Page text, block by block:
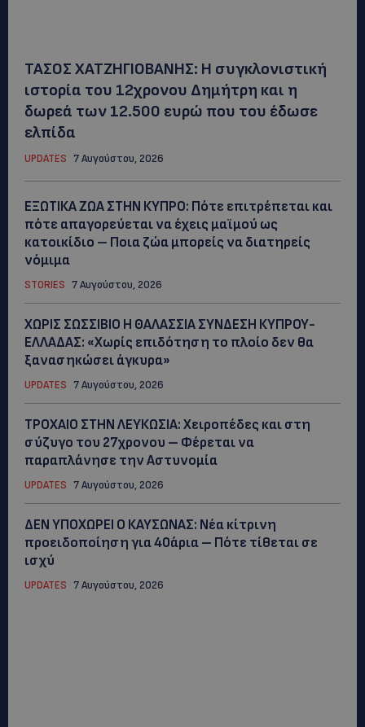
ΤΑΣΟΣ ΧΑΤΖΗΓΙΟΒΑΝΗΣ: Η συγκλονιστική
ιστορία του 12χρονου Δημήτρη και η
δωρεά των 12.500 ευρώ που του έδωσε
ελπίδα
UPDATES 7 Αυγούστου, 2026
ΕΞΩΤΙΚΑ ΖΩΑ ΣΤΗΝ ΚΥΠΡΟ: Πότε επιτρέπεται και
πότε απαγορεύεται να έχεις μαϊμού ως
κατοικίδιο – Ποια ζώα μπορείς να διατηρείς
νόμιμα
STORIES 7 Αυγούστου, 2026
ΧΩΡΙΣ ΣΩΣΣΙΒΙΟ Η ΘΑΛΑΣΣΙΑ ΣΥΝΔΕΣΗ ΚΥΠΡΟΥ-
ΕΛΛΑΔΑΣ: «Χωρίς επιδότηση το πλοίο δεν θα
ξανασηκώσει άγκυρα»
UPDATES 7 Αυγούστου, 2026
ΤΡΟΧΑΙΟ ΣΤΗΝ ΛΕΥΚΩΣΙΑ: Χειροπέδες και στη
σύζυγο του 27χρονου – Φέρεται να
παραπλάνησε την Αστυνομία
UPDATES 7 Αυγούστου, 2026
ΔΕΝ ΥΠΟΧΩΡΕΙ Ο ΚΑΥΣΩΝΑΣ: Νέα κίτρινη
προειδοποίηση για 40άρια – Πότε τίθεται σε
ισχύ
UPDATES 7 Αυγούστου, 2026